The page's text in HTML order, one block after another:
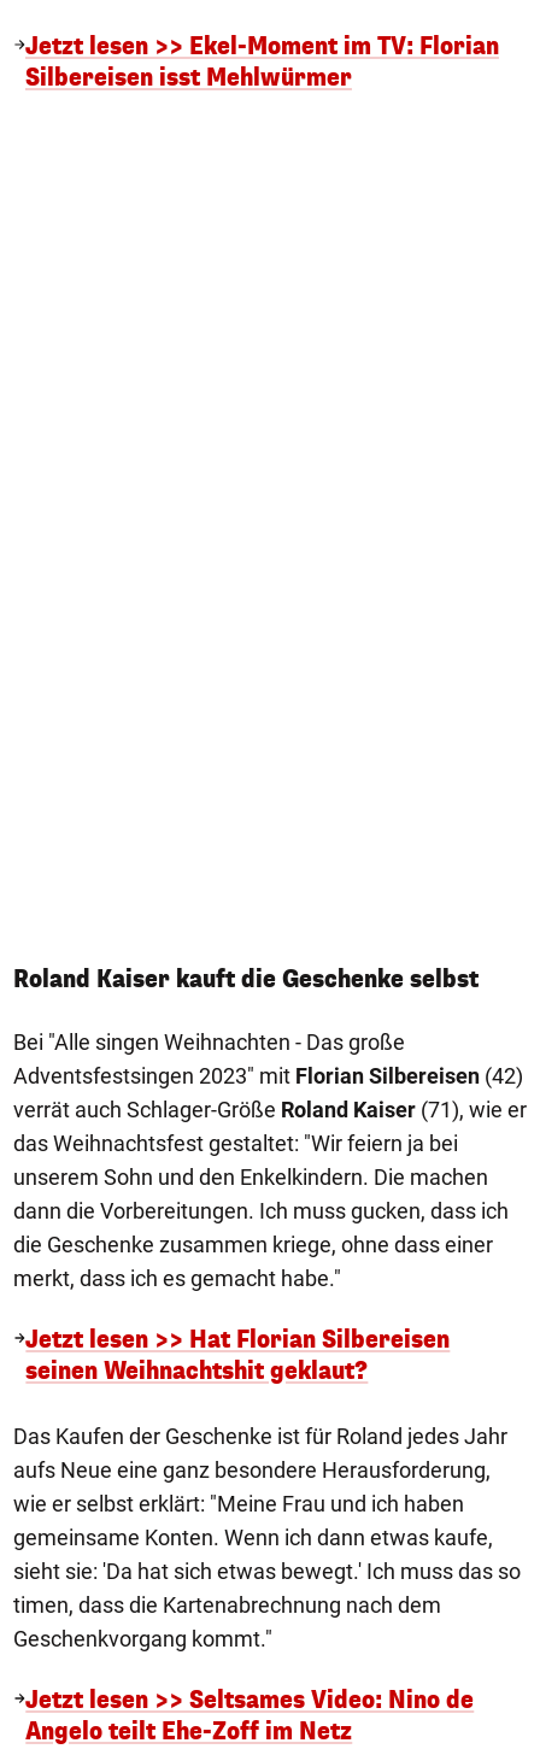
Jetzt lesen >> Ekel-Moment im TV: Florian
Silbereisen isst Mehlwürmer
Roland Kaiser kauft die Geschenke selbst
Bei "Alle singen Weihnachten - Das große
Adventsfestsingen 2023" mit Florian Silbereisen (42)
verrät auch Schlager-Größe Roland Kaiser (71), wie er
das Weihnachtsfest gestaltet: "Wir feiern ja bei
unserem Sohn und den Enkelkindern. Die machen
dann die Vorbereitungen. Ich muss gucken, dass ich
die Geschenke zusammen kriege, ohne dass einer
merkt, dass ich es gemacht habe."
Jetzt lesen >> Hat Florian Silbereisen
seinen Weihnachtshit geklaut?
Das Kaufen der Geschenke ist für Roland jedes Jahr
aufs Neue eine ganz besondere Herausforderung,
wie er selbst erklärt: "Meine Frau und ich haben
gemeinsame Konten. Wenn ich dann etwas kaufe,
sieht sie: 'Da hat sich etwas bewegt.' Ich muss das so
timen, dass die Kartenabrechnung nach dem
Geschenkvorgang kommt."
Jetzt lesen >> Seltsames Video: Nino de
Angelo teilt Ehe-Zoff im Netz